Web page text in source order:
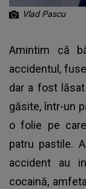
Vlad Pascu
Amintim că
accidentul,
dar a fost
găsite, într-un
o folie pe
patru pastile.
accident au
cocaină,